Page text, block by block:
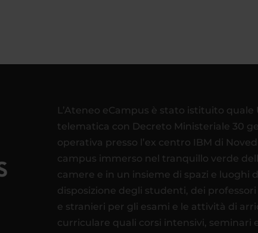
L’Ateneo eCampus è stato istituito quale
telematica con Decreto Ministeriale 30
operativa presso l’ex centro IBM di
campus immerso nel tranquillo verde
camere e in un insieme di spazi e luoghi
disposizione degli studenti, dei
e stranieri per gli esami e le attività di
curriculare quali corsi intensivi, seminari